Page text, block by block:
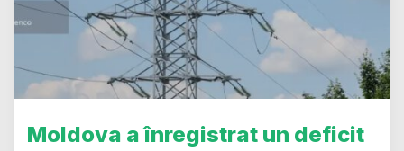
Moldova a înregistrat un deficit